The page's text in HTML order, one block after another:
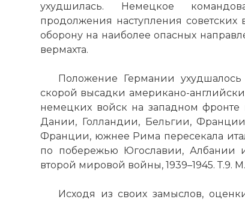
ухудшилась. Немецкое
продолжения наступления
оборону на наиболее опасных
вермахта.
Положение Германии
скорой высадки американо-
немецких войск на западном
Дании, Голландии, Бельгии,
Франции, южнее Рима пересекала
по побережью Югославии, Албании
второй мировой войны, 1939–1945. Т.9.
Исходя из своих замыслов,
☓